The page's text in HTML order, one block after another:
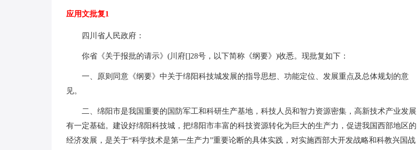
应用文批复1
四川省人民政府：
你省《关于报批的请示》(川府[]28号，以下简称《纲要》)收悉。现批复如下：
一、原则同意《纲要》中关于绵阳科技城发展的指导思想、功能定位、发展重点及总体规划的意
见。
二、绵阳市是我国重要的国防军工和科研生产基地，科技人员和智力资源密集，高新技术产业发展
有一定基础。建设好绵阳科技城，把绵阳市丰富的科技资源转化为巨大的生产力，促进我国西部地区的
经济发展，是关于“科学技术是第一生产力”重要论断的具体实践，对实施西部大开发战略和科教兴国战